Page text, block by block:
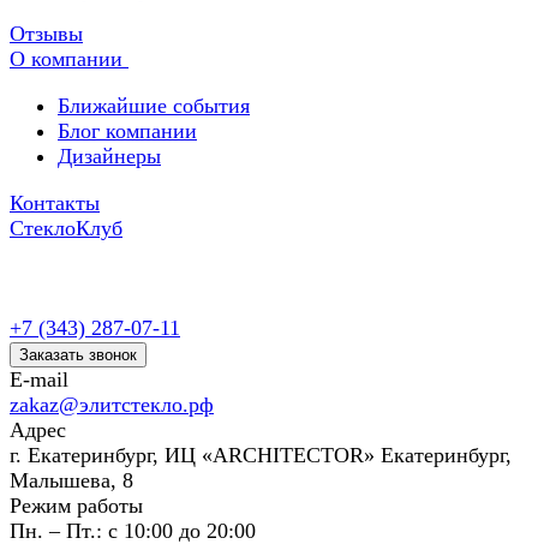
Отзывы
О компании
Ближайшие события
Блог компании
Дизайнеры
Контакты
СтеклоКлуб
+7 (343) 287-07-11
Заказать звонок
E-mail
zakaz@элитстекло.рф
Адрес
г. Екатеринбург, ИЦ «ARCHITECTOR» Екатеринбург,
Малышева, 8
Режим работы
Пн. – Пт.: с 10:00 до 20:00